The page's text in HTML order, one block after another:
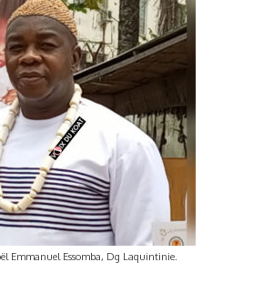
Emmanuel Essomba, Dg Laquintinie.